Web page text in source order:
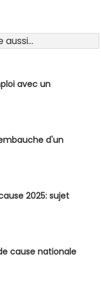
avec un
d'un
2025: sujet
cause nationale